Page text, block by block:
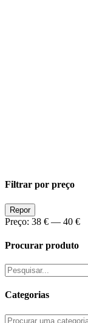
Filtrar por preço
Preço
Min
Preço
Max
Repor
Preço: 38 € — 40 €
Procurar produto
Pesquisar
por:
Categorias